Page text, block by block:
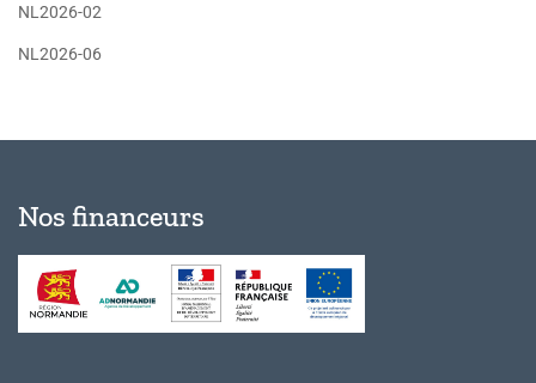
NL2026-02
NL2026-06
Nos financeurs